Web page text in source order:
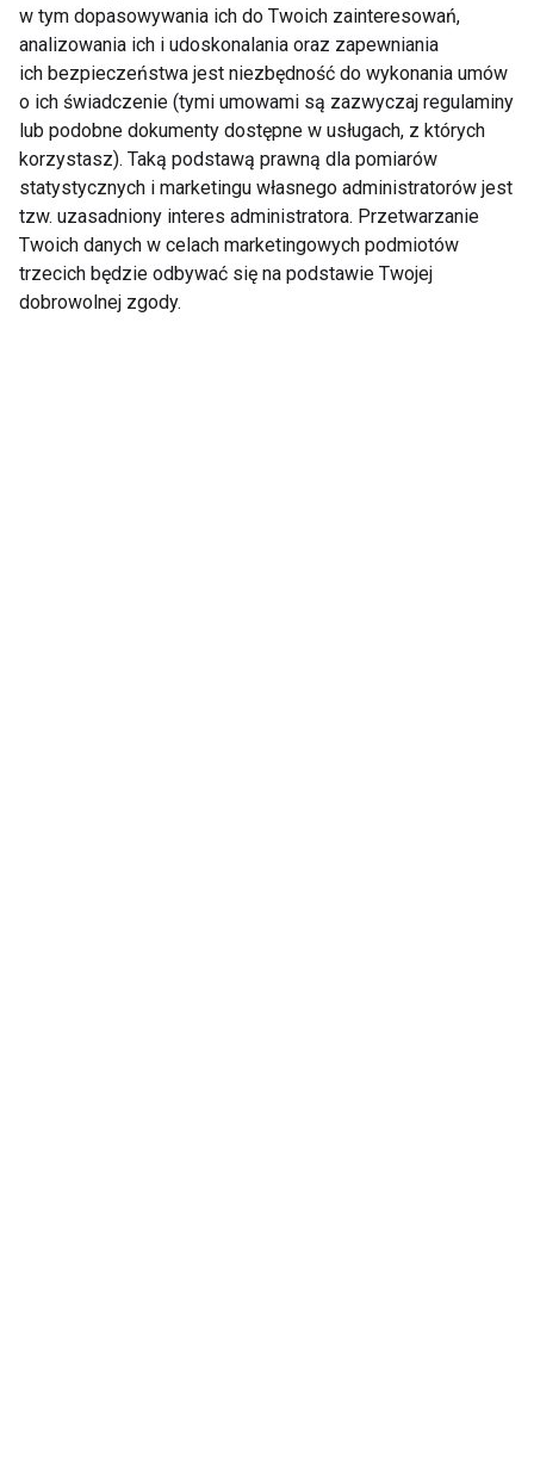
Czym jest zjawisko
NoLo?
Alkoholizm –
przyczyny i
samoregulacja
w tym dopasowywania ich do Twoich zainteresowań,
analizowania ich i udoskonalania oraz zapewniania
ich bezpieczeństwa jest niezbędność do wykonania umów
o ich świadczenie (tymi umowami są zazwyczaj regulaminy
lub podobne dokumenty dostępne w usługach, z których
korzystasz). Taką podstawą prawną dla pomiarów
statystycznych i marketingu własnego administratorów jest
tzw. uzasadniony interes administratora. Przetwarzanie
Twoich danych w celach marketingowych podmiotów
trzecich będzie odbywać się na podstawie Twojej
dobrowolnej zgody.